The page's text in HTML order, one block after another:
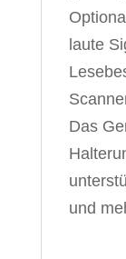
laute
Das
und